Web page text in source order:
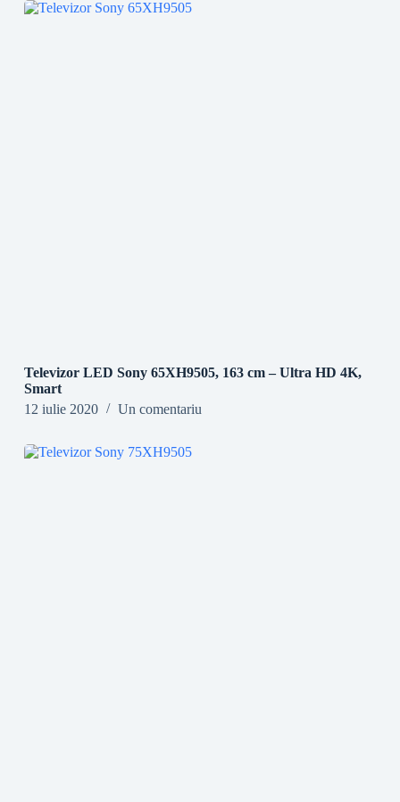
Televizor LED Sony 65XH9505, 163 cm – Ultra HD 4K,
Smart
12 iulie 2020
Un comentariu